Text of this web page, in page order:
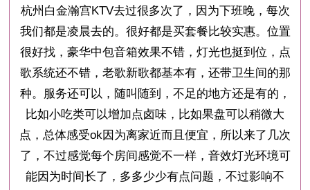
杭州白金瀚宫KTV去过很多次了，因为下班晚，每次
我们都是凌晨去的。很好都是买套餐比较实惠。位置
很好找，豪华中包音箱效果不错，灯光也挺到位，点
歌系统还不错，老歌新歌都基本有，还带卫生间的那
种。服务还可以，随叫随到，不足的地方还是有的，
比如小吃类可以增加点卤味，比如果盘可以稍微大
点，总体感受ok因为离家近而且便宜，所以来了几次
了，不过感觉每个房间感觉不一样，音效灯光环境可
能因为时间长了，多多少少有点问题，不过影响不